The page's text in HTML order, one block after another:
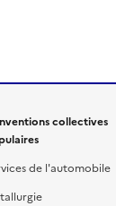
collectives
de l'automobile